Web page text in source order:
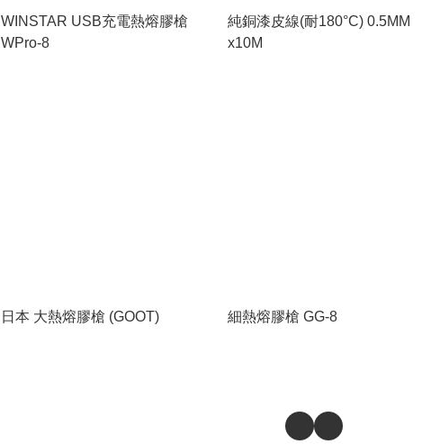
WINSTAR USB充電熱熔膠槍
WPro-8
純銅漆皮線(耐180°C) 0.5MM
x10M
日本 大熱熔膠槍 (GOOT) 細熱熔膠槍 GG-8